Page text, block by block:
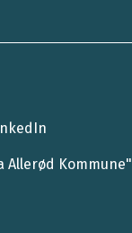
Allerød Kommune"